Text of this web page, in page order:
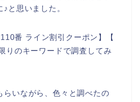
と思いました。
番 ライン割引クーポン】【
りのキーワードで調査してみ
いながら、色々と調べたの